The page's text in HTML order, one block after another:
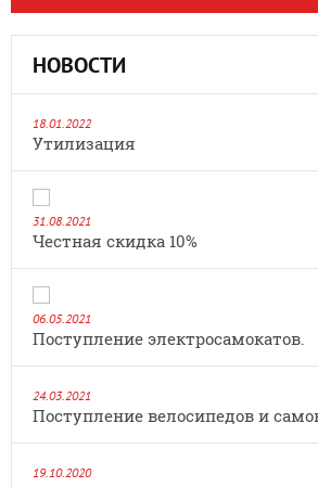
НОВОСТИ
18.01.2022
Утилизация
31.08.2021
Честная скидка 10%
06.05.2021
Поступление электросамокатов.
24.03.2021
Поступление велосипедов и
19.10.2020